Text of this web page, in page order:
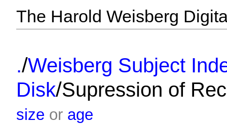
The Harold Weisberg
./Weisberg Subject
Disk/Supression of
size or age